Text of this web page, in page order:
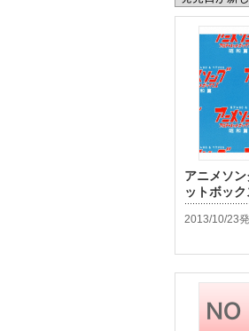
アニメソ
ットボッ
2013/10/23